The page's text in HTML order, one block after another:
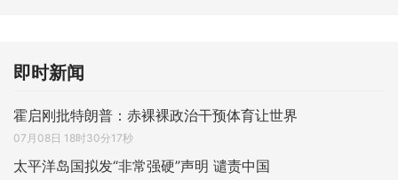
即时新闻
霍启刚批特朗普：赤裸裸政治干预体育让世界
07月08日 18时30分17秒
太平洋岛国拟发“非常强硬”声明 谴责中国